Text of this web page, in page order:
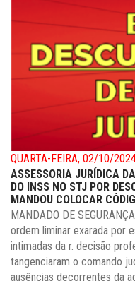
QUARTA-FEIRA, 02/10/
ASSESSORIA JURÍDICA
DO INSS NO STJ POR
MANDOU COLOCAR
MANDADO DE
ordem liminar exarada por
intimadas da r. decisão
tangenciaram o comando
ausências decorrentes da